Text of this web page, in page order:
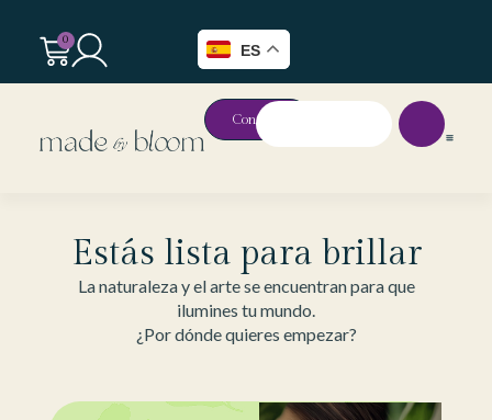
ES
0
Contacto
Estás lista para brillar
La naturaleza y el arte se encuentran para que
ilumines tu mundo.
¿Por dónde quieres empezar?